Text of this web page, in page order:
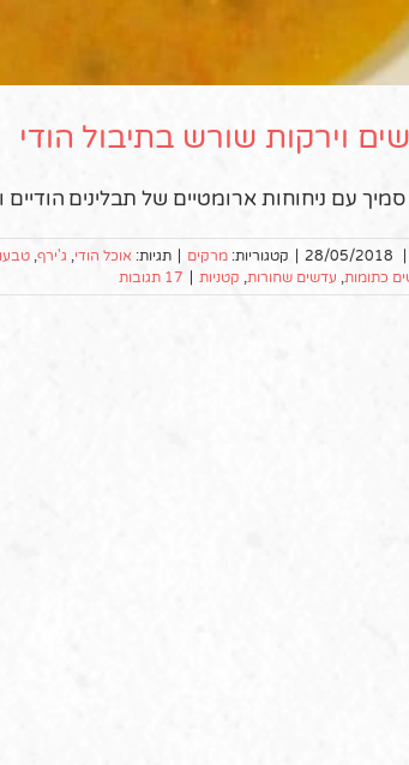
וירקות שורש בתיבול הודי
עם ניחוחות ארומטיים של תבלינים
|
28/05/2018
| קטגוריות: מרקים | תגיות: אוכל הודי ג'ירף
כתומות עדשים שחורות קטניות | 17 תגובות